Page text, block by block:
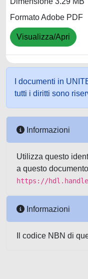
Formato Adobe PDF
Visualizza/Apri
I documenti in
tutti i diritti sono
Informazioni
Utilizza questo
a questo
https://
Informazioni
Il codice NBN di